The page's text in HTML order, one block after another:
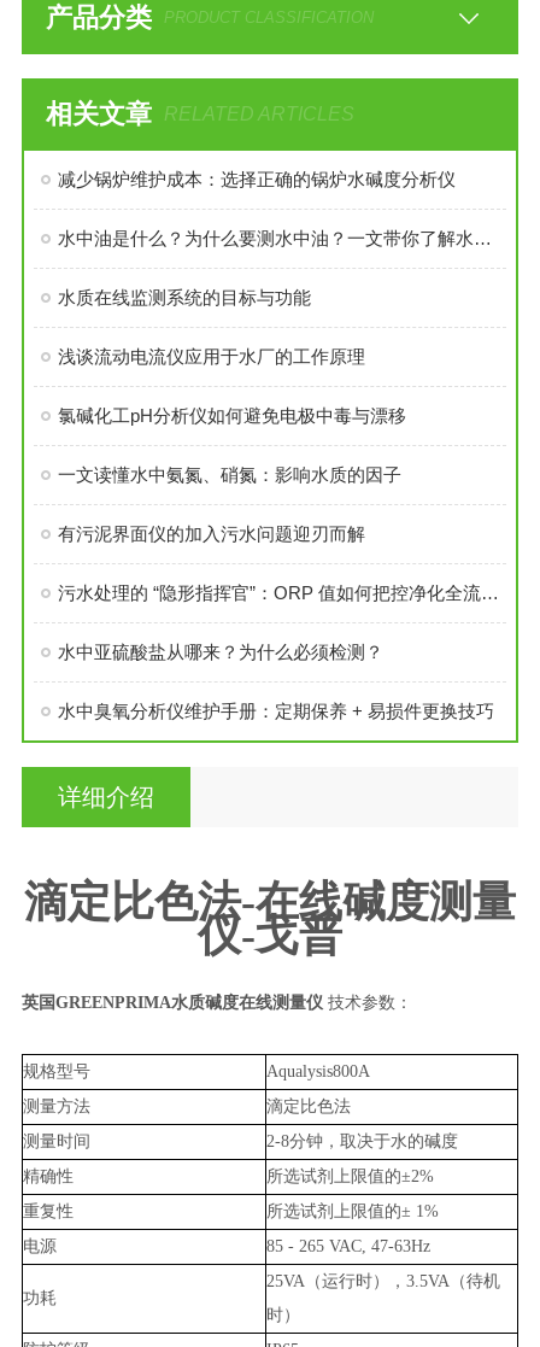
产品分类 PRODUCT CLASSIFICATION
相关文章 RELATED ARTICLES
减少锅炉维护成本：选择正确的锅炉水碱度分析仪
水中油是什么？为什么要测水中油？一文带你了解水中油的测定意义及方法
水质在线监测系统的目标与功能
浅谈流动电流仪应用于水厂的工作原理
氯碱化工pH分析仪如何避免电极中毒与漂移
一文读懂水中氨氮、硝氮：影响水质的因子
有污泥界面仪的加入污水问题迎刃而解
污水处理的 “隐形指挥官”：ORP 值如何把控净化全流程？
水中亚硫酸盐从哪来？为什么必须检测？
水中臭氧分析仪维护手册：定期保养 + 易损件更换技巧
详细介绍
滴定比色法-在线碱度测量
仪-戈普
英国GREENPRIMA水质碱度在线测量仪技术参数：
规格型号
Aqualysis800A
测量方法
滴定比色法
测量时间
2-8分钟，取决于水的碱度
精确性
所选试剂上限值的±2%
重复性
所选试剂上限值的± 1%
电源
85 - 265 VAC, 47-63Hz
功耗
25VA（运行时），3.5VA（待机
时）